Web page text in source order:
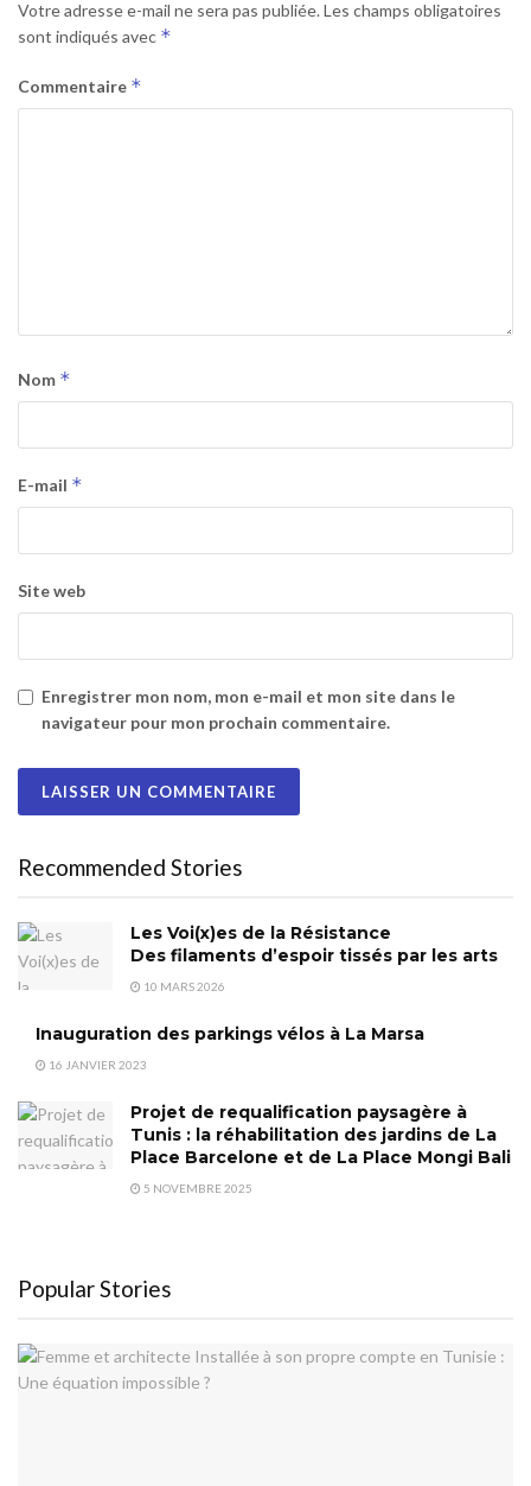
Votre adresse e-mail ne sera pas publiée. Les champs obligatoires
sont indiqués avec *
Commentaire *
Nom *
E-mail *
Site web
Enregistrer mon nom, mon e-mail et mon site dans le
navigateur pour mon prochain commentaire.
Recommended Stories
Les Voi(x)es de la Résistance
Des filaments d’espoir tissés par les arts
10 MARS 2026
Inauguration des parkings vélos à La Marsa
16 JANVIER 2023
Projet de requalification paysagère à
Tunis : la réhabilitation des jardins de La
Place Barcelone et de La Place Mongi Bali
5 NOVEMBRE 2025
Popular Stories